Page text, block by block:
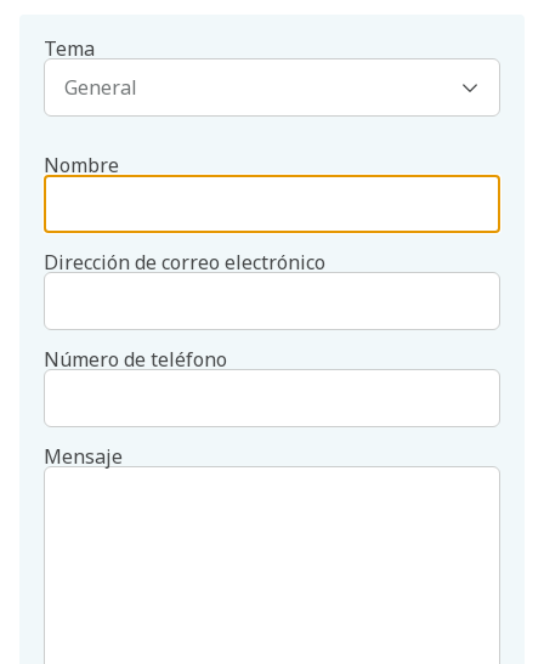
Tema
Nombre
Dirección de correo electrónico
Número de teléfono
Mensaje